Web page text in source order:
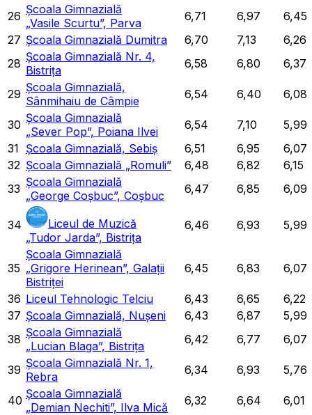
26 Școala Gimnazială
„Vasile Scurtu”, Parva
6,71 6,97
6,45
27 Școala Gimnazială Dumitra 6,70 7,13
6,26
28 Școala Gimnazială Nr. 4,
Bistrița
6,58 6,80 6,37
29 Școala Gimnazială,
Sânmihaiu de Câmpie
6,54 6,40 6,08
30 Școala Gimnazială
„Sever Pop”, Poiana Ilvei
6,54 7,10
5,99
31 Școala Gimnazială, Sebiș 6,51 6,95
6,07
32 Școala Gimnazială „Romuli” 6,48 6,82
6,15
33 Școala Gimnazială
„George Coșbuc”, Coșbuc
6,47 6,85 6,09
34
Liceul de Muzică
„Tudor Jarda”, Bistrița
6,46 6,93 5,99
35
Școala Gimnazială
„Grigore Herinean”, Galații
Bistriței
6,45 6,83 6,07
36 Liceul Tehnologic Telciu 6,43 6,65
6,22
37 Școala Gimnazială, Nușeni 6,43 6,87
5,99
38 Școala Gimnazială
„Lucian Blaga”, Bistrița
6,42 6,77 6,07
39 Școala Gimnazială Nr. 1,
Rebra
6,34 6,93 5,76
40 Școala Gimnazială
„Demian Nechiti”, Ilva Mică
6,32 6,64 6,01